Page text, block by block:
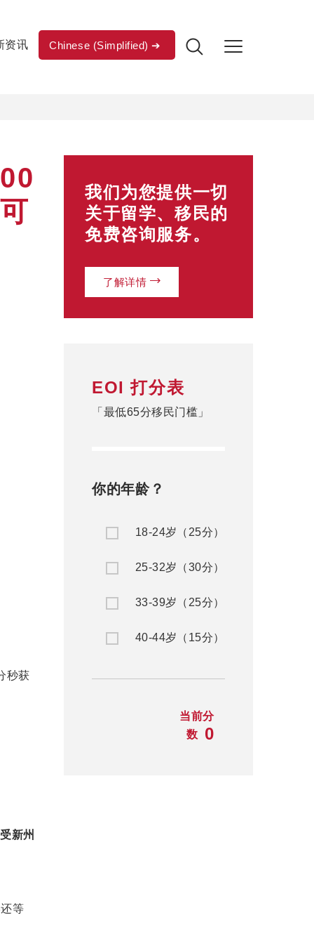
资讯 Chinese (Simplified)
秒获
新州
等
我们为您提供一切
关于留学、移民的
免费咨询服务。
了解详情
EOI 打分表
「最低65分移民门槛」
你的年龄？
18-24岁（25分）
25-32岁（30分）
33-39岁（25分）
40-44岁（15分）
当前分
数
0